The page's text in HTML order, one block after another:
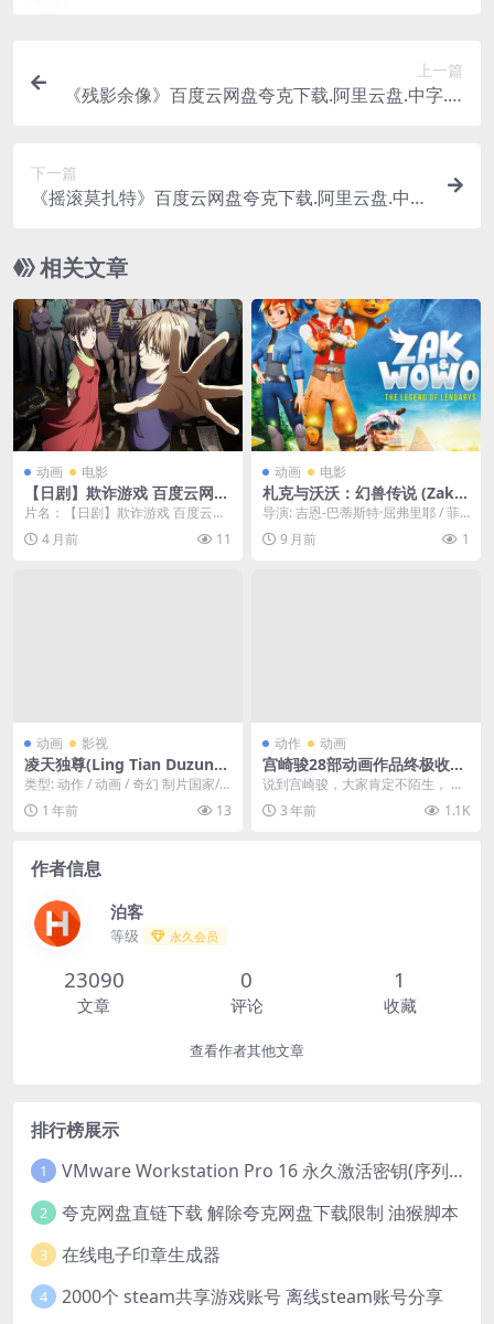
上一篇
《残影余像》百度云网盘夸克下载.阿里云盘.中字.(2
下一篇
《摇滚莫扎特》百度云网盘夸克下载.阿里云盘.中
相关文章
动画 电影
【日剧】欺诈游戏 百度云网盘
阿里夸克下载 MP4/mkv（20
26） 悬疑 动画 夸克网盘保存
片名：【日剧】欺诈游戏 百度云网
盘阿里夸克下载 MP4/mkv（202
6） 悬疑...
4 月前 11
动画 电影
札克与沃沃：幻兽传说 (Zak
& Wowo: The Legend of th
e Mythical Beast) – 2024 –
动画/冒险 – 夸克网盘免费下
导演: 吉恩-巴蒂斯特·屈弗里耶 / 菲
利普·杜舍纳 编剧: 菲利普·杜舍纳 /...
9 月前 1
动画 影视
凌天独尊(Ling Tian Duzun)-
2025-至今-动画/玄幻-免费下
载 🇨🇳国产玄幻动漫，昔日天
才遭遇背叛，重生归来，手持
类型: 动作 / 动画 / 奇幻 制片国家/
地区: 中国大陆 资源下载：凌天独
尊...1 年前 13
动作 动画
宫崎骏28部动画作品终极收藏
版(129.4GB)1080p
说到宫崎骏，大家肯定不陌生， 除
了《千与千寻》，你还看过宫崎骏
的其他什么电影？ ...
3 年前 1.1K
作者信息
泊客
等级 永久会员
23090
文章
0
评论
1
收藏
查看作者其他文章
排行榜展示
1 VMware Workstation Pro 16 永久激活密钥(序列号)
2 夸克网盘直链下载 解除夸克网盘下载限制 油猴脚本
3 在线电子印章生成器
4 2000个 steam共享游戏账号 离线steam账号分享